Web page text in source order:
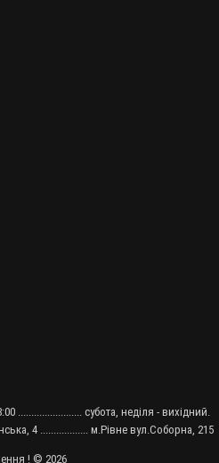
........................ субота, неділя - вихідний.
4 .................. м.Рівне вул.Соборна, 215
! © 2026